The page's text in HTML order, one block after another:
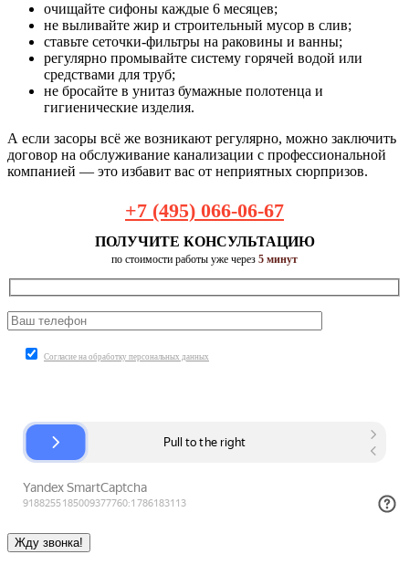
очищайте сифоны каждые 6 месяцев;
не выливайте жир и строительный мусор в слив;
ставьте сеточки-фильтры на раковины и ванны;
регулярно промывайте систему горячей водой или
средствами для труб;
не бросайте в унитаз бумажные полотенца и
гигиенические изделия.
А если засоры всё же возникают регулярно, можно заключить
договор на обслуживание канализации с профессиональной
компанией — это избавит вас от неприятных сюрпризов.
+7 (495) 066-06-67
ПОЛУЧИТЕ КОНСУЛЬТАЦИЮ
по стоимости работы уже через 5 минут
Согласие на обработку персональных данных